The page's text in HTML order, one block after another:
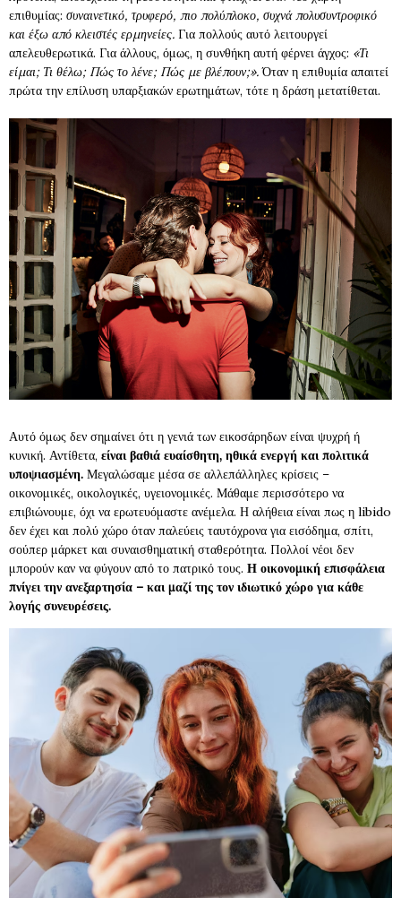
επιθυμίας: συναινετικό, τρυφερό, πιο πολύπλοκο, συχνά πολυσυντροφικό
και έξω από κλειστές ερμηνείες. Για πολλούς αυτό λειτουργεί
απελευθερωτικά. Για άλλους, όμως, η συνθήκη αυτή φέρνει άγχος: «Τι
είμαι; Τι θέλω; Πώς το λένε; Πώς με βλέπουν;».Όταν η επιθυμία απαιτεί
πρώτα την επίλυση υπαρξιακών ερωτημάτων, τότε η δράση μετατίθεται.
Αυτό όμως δεν σημαίνει ότι η γενιά των εικοσάρηδων είναι ψυχρή ή
κυνική. Αντίθετα, είναι βαθιά ευαίσθητη, ηθικά ενεργή και πολιτικά
υποψιασμένη. Μεγαλώσαμε μέσα σε αλλεπάλληλες κρίσεις –
οικονομικές, οικολογικές, υγειονομικές. Μάθαμε περισσότερο να
επιβιώνουμε, όχι να ερωτευόμαστε ανέμελα. Η αλήθεια είναι πως η libido
δεν έχει και πολύ χώρο όταν παλεύεις ταυτόχρονα για εισόδημα, σπίτι,
σούπερ μάρκετ και συναισθηματική σταθερότητα. Πολλοί νέοι δεν
μπορούν καν να φύγουν από το πατρικό τους. Η οικονομική επισφάλεια
πνίγει την ανεξαρτησία – και μαζί της τον ιδιωτικό χώρο για κάθε
λογής συνευρέσεις.